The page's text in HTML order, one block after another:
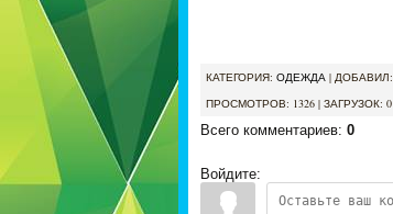
КАТЕГОРИЯ: ОДЕЖДА | ДОБАВИЛ:
ПРОСМОТРОВ: 1326 | ЗАГРУЗОК: 0
Всего комментариев: 0
Войдите: